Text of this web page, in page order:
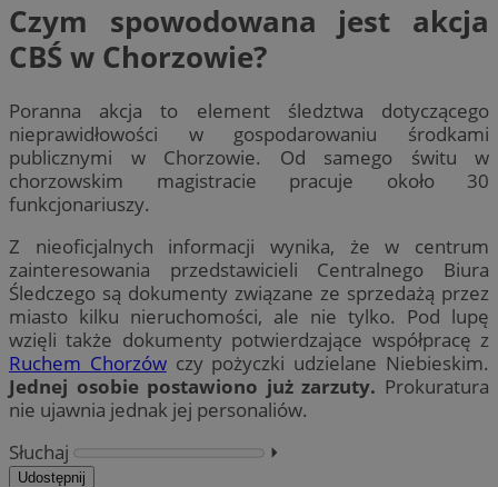
Czym spowodowana jest akcja
CBŚ w Chorzowie?
Poranna akcja to element śledztwa dotyczącego
nieprawidłowości w gospodarowaniu środkami
publicznymi w Chorzowie. Od samego świtu w
chorzowskim magistracie pracuje około 30
funkcjonariuszy.
Z nieoficjalnych informacji wynika, że w centrum
zainteresowania przedstawicieli Centralnego Biura
Śledczego są dokumenty związane ze sprzedażą przez
miasto kilku nieruchomości, ale nie tylko. Pod lupę
wzięli także dokumenty potwierdzające współpracę z
Ruchem Chorzówczy pożyczki udzielane Niebieskim.
Jednej osobie postawiono już zarzuty. Prokuratura
nie ujawnia jednak jej personaliów.
Słuchaj
⏵︎
Udostępnij